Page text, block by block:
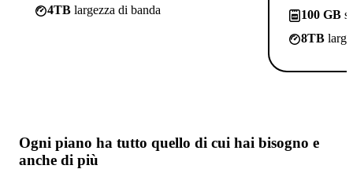
4TB largezza di banda
100 GB
8TB
Ogni piano ha tutto quello di cui hai bisogno e
anche di più